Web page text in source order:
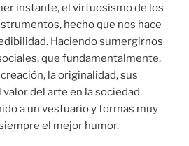
instante, el virtuosismo de los
hecho que nos hace
Haciendo sumergirnos
que fundamentalmente,
la originalidad, sus
del arte en la sociedad.
a un vestuario y formas muy
el mejor humor.